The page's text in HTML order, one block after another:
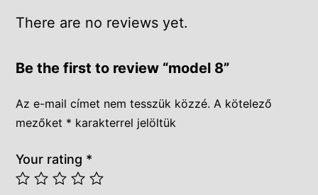
There are no reviews yet.
Be the first to review “model 8”
Az e-mail címet nem tesszük közzé. A kötelező
mezőket * karakterrel jelöltük
Your rating *